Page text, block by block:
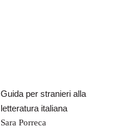
Guida per stranieri alla
letteratura italiana
Sara Porreca